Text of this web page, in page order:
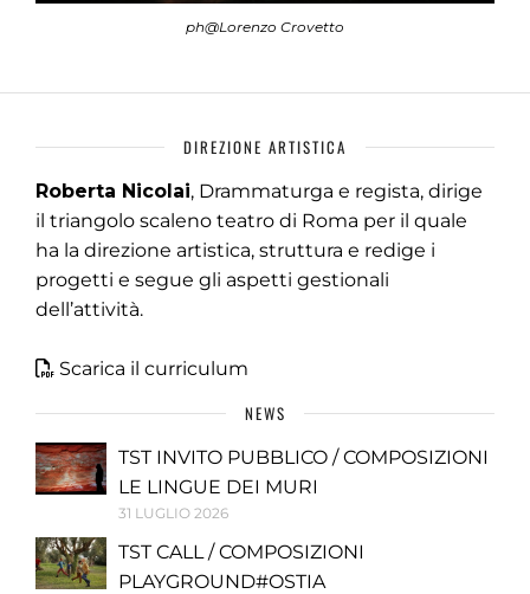
ph@Lorenzo Crovetto
DIREZIONE ARTISTICA
Roberta Nicolai, Drammaturga e regista, dirige
il triangolo scaleno teatro di Roma per il quale
ha la direzione artistica, struttura e redige i
progetti e segue gli aspetti gestionali
dell’attività.
Scarica il curriculum
NEWS
TST INVITO PUBBLICO / COMPOSIZIONI
LE LINGUE DEI MURI
31 LUGLIO 2026
TST CALL / COMPOSIZIONI
PLAYGROUND#OSTIA